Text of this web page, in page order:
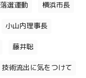
落選運動 横浜市長
小山内理事長
藤井聡
技術流出に気をつけて